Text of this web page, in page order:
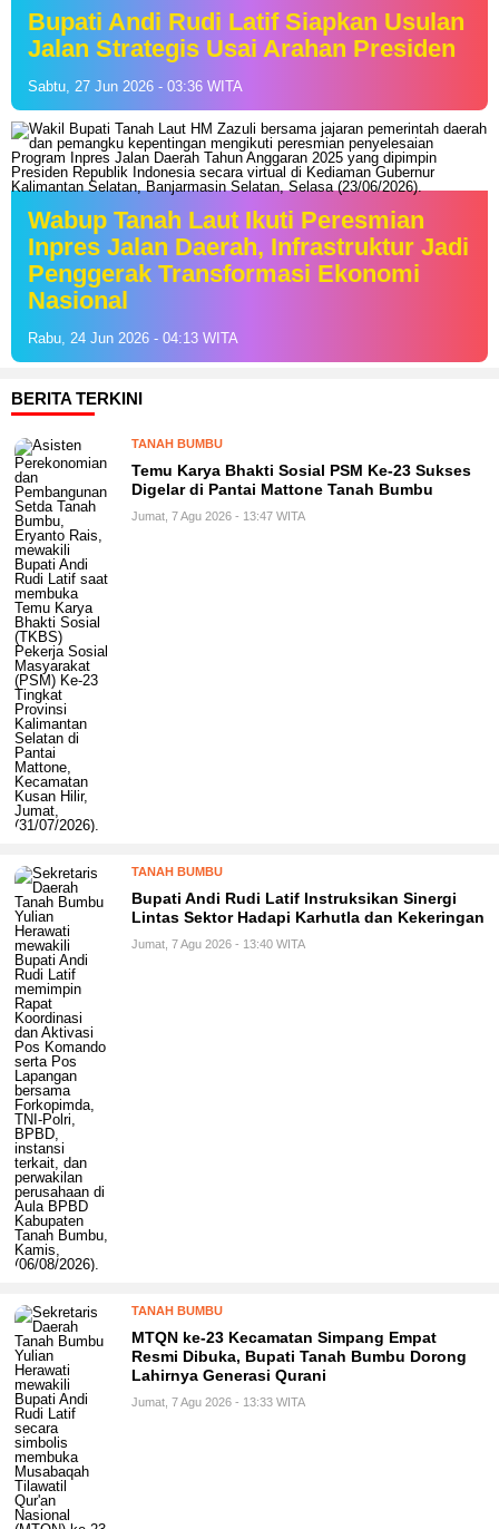
Bupati Andi Rudi Latif Siapkan Usulan
Jalan Strategis Usai Arahan Presiden
Sabtu, 27 Jun 2026 - 03:36 WITA
Wabup Tanah Laut Ikuti Peresmian
Inpres Jalan Daerah, Infrastruktur Jadi
Penggerak Transformasi Ekonomi
Nasional
Rabu, 24 Jun 2026 - 04:13 WITA
BERITA TERKINI
TANAH BUMBU
Temu Karya Bhakti Sosial PSM Ke-23 Sukses
Digelar di Pantai Mattone Tanah Bumbu
Jumat, 7 Agu 2026 - 13:47 WITA
TANAH BUMBU
Bupati Andi Rudi Latif Instruksikan Sinergi
Lintas Sektor Hadapi Karhutla dan Kekeringan
Jumat, 7 Agu 2026 - 13:40 WITA
TANAH BUMBU
MTQN ke-23 Kecamatan Simpang Empat
Resmi Dibuka, Bupati Tanah Bumbu Dorong
Lahirnya Generasi Qurani
Jumat, 7 Agu 2026 - 13:33 WITA